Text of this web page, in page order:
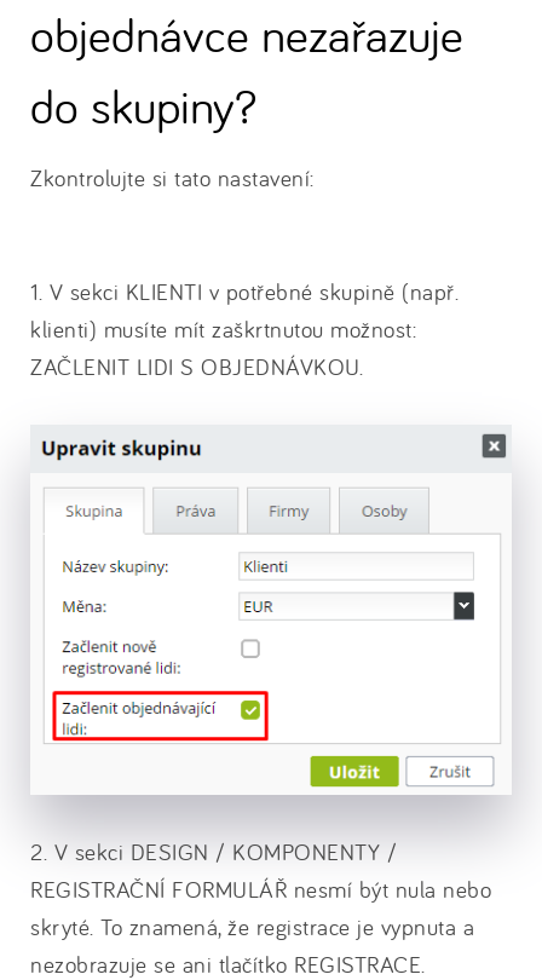
objednávce nezařazuje
do skupiny?
Zkontrolujte si tato nastavení:
1. V sekci KLIENTI v potřebné skupině (např.
klienti) musíte mít zaškrtnutou možnost:
ZAČLENIT LIDI S OBJEDNÁVKOU.
2. V sekci DESIGN / KOMPONENTY /
REGISTRAČNÍ FORMULÁŘ nesmí být nula nebo
skryté. To znamená, že registrace je vypnuta a
nezobrazuje se ani tlačítko REGISTRACE.